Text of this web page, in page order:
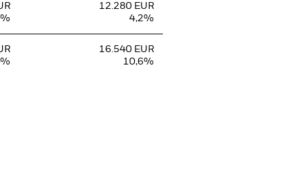
12.280 EUR
4,2%
16.540 EUR
10,6%